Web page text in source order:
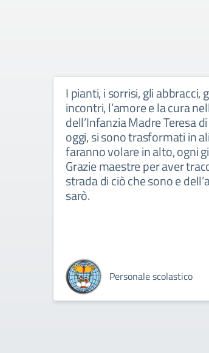
I pianti, i sorrisi, gli abbracci,
incontri, l’amore e la cura
dell’Infanzia Madre Teresa
oggi, si sono trasformati in
faranno volare in alto, ogni
Grazie maestre per aver
strada di ciò che sono e
sarò.
Personale scolastico